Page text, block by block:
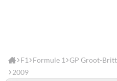
F1 Formule 1 GP Groot-
2009